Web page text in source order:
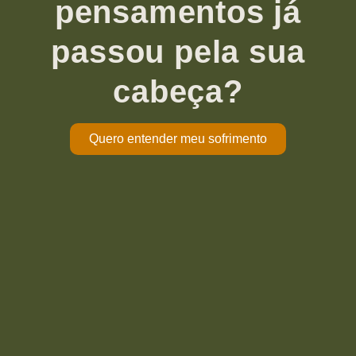
pensamentos já
passou pela sua
cabeça?
Quero entender meu sofrimento